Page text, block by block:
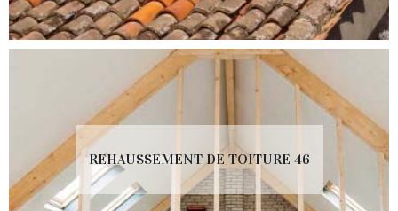
REHAUSSEMENT DE TOITURE 46